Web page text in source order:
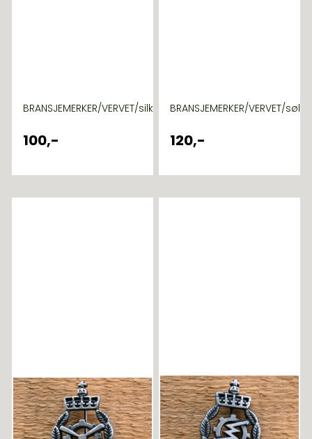
BRANSJEMERKER/VERVET/silketråd
100,-
BRANSJEMERKER/VERVET/
120,-